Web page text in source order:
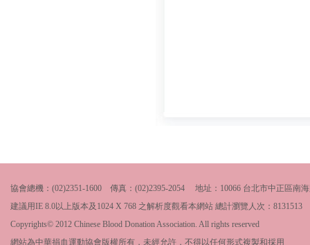
協會總機：(02)2351-1600 傳真：(02)2395-2054 地址：10066 台北市中正區南
建議用IE 8.0以上版本及1024 X 768 之解析度觀看本網站 總計瀏覽人次： 8131513
Copyrights© 2012 Chinese Blood Donation Association. All rights reserved
網站為中華捐血運動協會版權所有，未經允許，不得以任何形式複製和採用